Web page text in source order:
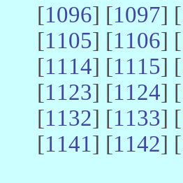
[1096] [1097] [
[1105] [1106] [
[1114] [1115] [
[1123] [1124] [
[1132] [1133] [
[1141] [1142] [